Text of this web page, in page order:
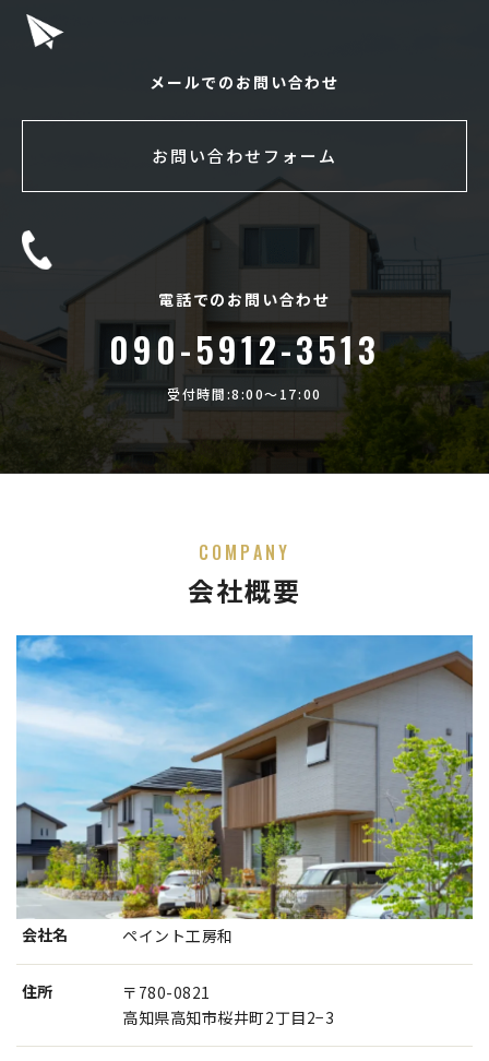
メールでのお問い合わせ
お問い合わせフォーム
電話でのお問い合わせ
090-5912-3513
受付時間:8:00〜17:00
COMPANY
会社概要
会社名 ペイント工房和
住所
〒780-0821
高知県高知市桜井町2丁目2−3